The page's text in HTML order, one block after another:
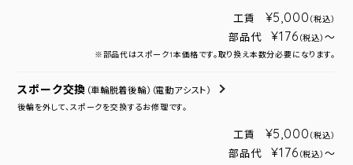
工賃 ¥5,000 （税込）
部品代 ¥176 （税込） ～
※部品代はスポーク1本価格です。取り換え本数分必要になります。
スポーク交換 （車輪脱着後輪） （電動アシスト）
後輪を外して、スポークを交換するお修理です。
工賃 ¥5,000 （税込）
部品代 ¥176 （税込） ～